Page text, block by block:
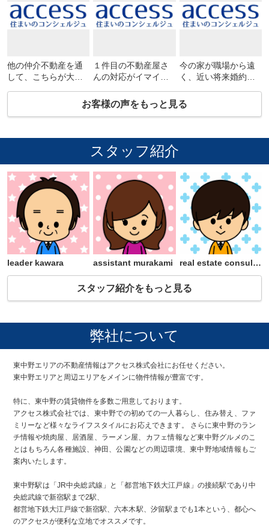
他の仲介不動産を通
して、こちらが大家
るマンションで契約
させていただきまし
足です。あと、審査
とかで大家さんに交
渉してもらいありが
とうございます(^^)
１件目の不動産屋さ
んの対応がイマイチ
いる東中野周辺のこ
ちらにお問合せして
に詳しく、ご担当が
ベテランの方だった
メージをしやすかっ
たです。契約とかの
手配もスムーズで１
件からこちらにおじ
ゃますれば良かった
です。ありがとうご
ざいました。
今の家が職場から遠
く、近い将来婚約者
ネットに載っていた
広めのお部屋を問合
いました。
窓からの景色が良
く、礼金０なので満
足です。
家賃の日割や審査の
交渉も助かりまし
た。ありがとうござ
います(^^)/
お客様の声をもっと見る
スタッフ紹介
leader kawara assistant murakami real estate consultant komatsu
スタッフ紹介をもっと見る
弊社について
東中野エリアの不動産情報はアクセス株式会社にお任せください。
東中野エリアと周辺エリアをメインに物件情報が豊富です。
特に、東中野の賃貸物件を多数ご用意しております。
アクセス株式会社では、東中野での初めての一人暮らし、住み替え、ファ
ミリーなど様々なライフスタイルにお応えできます。 さらに東中野のラン
チ情報や焼肉屋、居酒屋、ラーメン屋、カフェ情報など東中野グルメのこ
とはもちろん各種施設、神田、公園などの周辺環境、東中野地域情報もご
案内いたします。
東中野駅は「JR中央総武線」と「都営地下鉄大江戸線」の接続駅であり中
央総武線で新宿駅まで2駅、
都営地下鉄大江戸線で新宿駅、六本木駅、汐留駅までも1本という、都心へ
のアクセスが便利な立地でオススメです。